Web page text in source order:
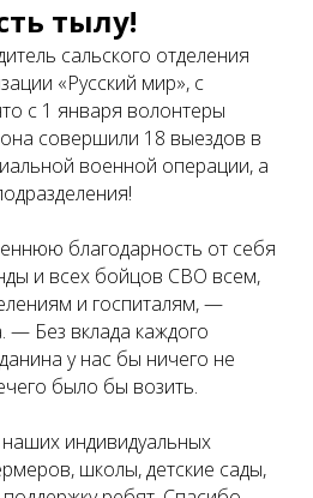
тылу!
сальского отделения
«Русский мир», с
с 1 января волонтеры
совершили 18 выездов в
военной операции, а
благодарность от себя
и всех бойцов СВО всем,
и госпиталям, —
— Без вклада каждого
у нас бы ничего не
было бы возить.
индивидуальных
школы, детские сады,